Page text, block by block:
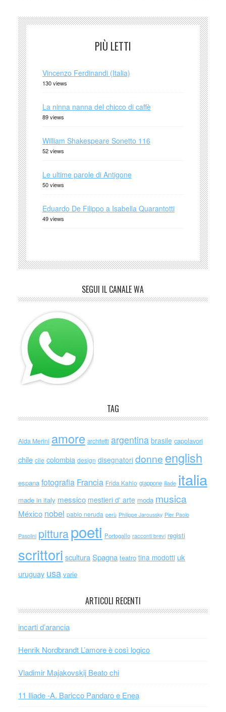
PIÙ LETTI
Vincenzo Ferdinandi (Italia)
130 views
La ninna nanna del chicco di caffè
89 views
William Shakespeare Sonetto 116
52 views
Le ultime parole di Antigone
50 views
Eduardo De Filippo a Isabella Quarantotti
49 views
SEGUI IL CANALE WA
TAG
Alda Merini amore architetti argentina brasile capolavori
chile cile colombia design disegnatori donne english
espana fotografia Francia Frida Kahlo giappone iliade italia
made in italy messico mestieri d' arte moda musica
México nobel pablo neruda perù Philippe Jaroussky Pier Paolo
Pasolini pitturapoeti Portogallo racconti brevi registi
scrittori scultura Spagna teatro tina modotti uk
uruguay usa varie
ARTICOLI RECENTI
incarti d’arancia
Henrik Nordbrandt L’amore è così logico
Vladimir Majakovskij Beato chi
11 Iliade -A. Baricco Pandaro e Enea